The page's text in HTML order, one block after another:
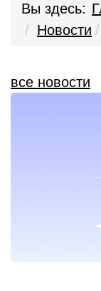
Вы здесь:
Новости
все новости